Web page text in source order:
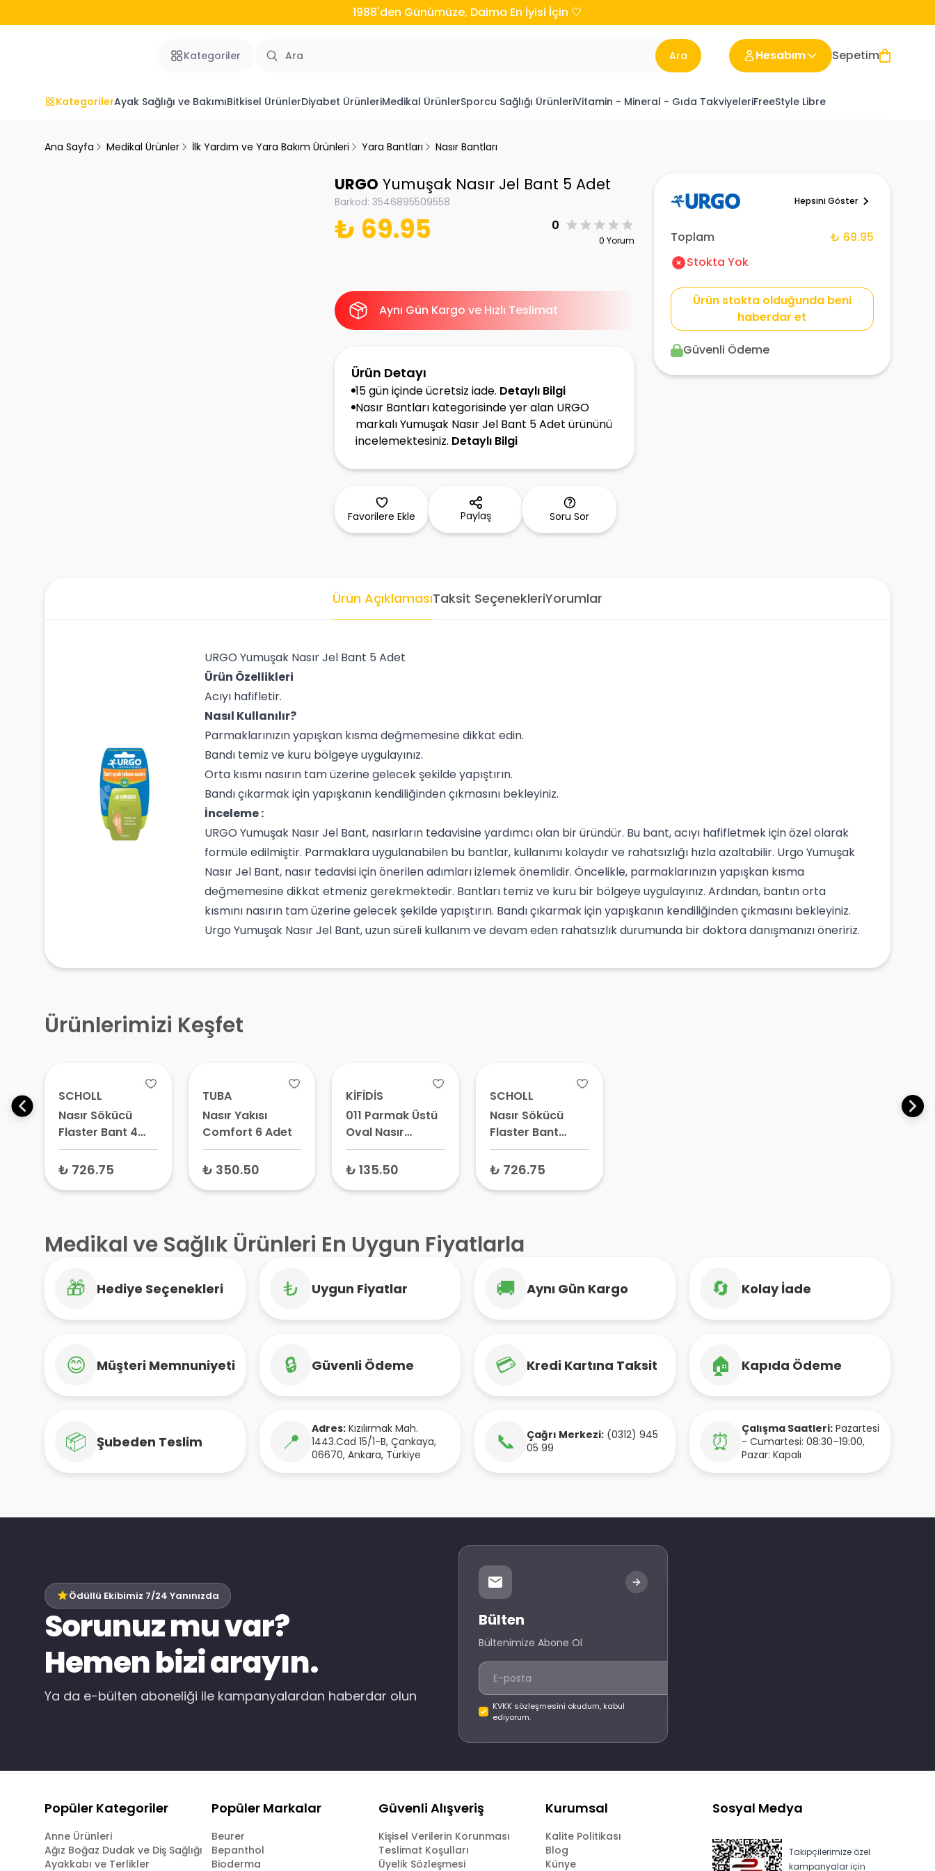
1988'den Günümüze, Daima En İyisi İçin 🤍
Kategoriler Ara Hesabım Sepetim
KategorilerAyak Sağlığı ve BakımıBitkisel ÜrünlerDiyabet ÜrünleriMedikal ÜrünlerSporcu Sağlığı ÜrünleriVitamin - Mineral - Gıda TakviyeleriFreeStyle Libre
Ana Sayfa Medikal Ürünler İlk Yardım ve Yara Bakım Ürünleri Yara Bantları Nasır Bantları
URGO Yumuşak Nasır Jel Bant 5 Adet
Barkod:3546895509558
₺ 69.95 0
0 Yorum
Aynı Gün Kargo ve Hızlı Teslimat
Ürün Detayı
15 gün içinde ücretsiz iade. Detaylı Bilgi
Nasır Bantları kategorisinde yer alan URGO
markalı Yumuşak Nasır Jel Bant 5 Adet ürününü
incelemektesiniz. Detaylı Bilgi
Favorilere Ekle Paylaş Soru Sor
Hepsini Göster
Toplam
₺ 69.95
Stokta Yok
Ürün stokta olduğunda beni
haberdar et
Güvenli Ödeme
Ürün AçıklamasıTaksit SeçenekleriYorumlar
URGO Yumuşak Nasır Jel Bant 5 Adet
Ürün Özellikleri
Acıyı hafifletir.
Nasıl Kullanılır?
Parmaklarınızın yapışkan kısma değmemesine dikkat edin.
Bandı temiz ve kuru bölgeye uygulayınız.
Orta kısmı nasırın tam üzerine gelecek şekilde yapıştırın.
Bandı çıkarmak için yapışkanın kendiliğinden çıkmasını bekleyiniz.
İnceleme :
URGO Yumuşak Nasır Jel Bant, nasırların tedavisine yardımcı olan bir üründür. Bu bant, acıyı hafifletmek için özel olarak
formüle edilmiştir. Parmaklara uygulanabilen bu bantlar, kullanımı kolaydır ve rahatsızlığı hızla azaltabilir. Urgo Yumuşak
Nasır Jel Bant, nasır tedavisi için önerilen adımları izlemek önemlidir. Öncelikle, parmaklarınızın yapışkan kısma
değmemesine dikkat etmeniz gerekmektedir. Bantları temiz ve kuru bir bölgeye uygulayınız. Ardından, bantın orta
kısmını nasırın tam üzerine gelecek şekilde yapıştırın. Bandı çıkarmak için yapışkanın kendiliğinden çıkmasını bekleyiniz.
Urgo Yumuşak Nasır Jel Bant, uzun süreli kullanım ve devam eden rahatsızlık durumunda bir doktora danışmanızı öneririz.
Ürünlerimizi Keşfet
SCHOLL
Nasır Sökücü
Flaster Bant 4
Adet – Pedli
Nasır Bandı, Nasır
₺ 726.75
TUBA
Nasır Yakısı
Comfort 6 Adet
₺ 350.50
KİFİDİS
011 Parmak Üstü
Oval Nasır
Yastığı 9 Adet
₺ 135.50
SCHOLL
Nasır Sökücü
Flaster Bant
Geniş 4 Adet –
Ayak Nasır Bandı,
₺ 726.75
Medikal ve Sağlık Ürünleri En Uygun Fiyatlarla
🎁 Hediye Seçenekleri ₺ Uygun Fiyatlar 🚚 Aynı Gün Kargo 🔄 Kolay İade
😊 Müşteri Memnuniyeti 🔒 Güvenli Ödeme 💳 Kredi Kartına Taksit 🏠 Kapıda Ödeme
📦 Şubeden Teslim 📍 Adres: Kızılırmak Mah.
1443.Cad 15/1-B, Çankaya,
06670, Ankara, Türkiye 📞 Çağrı Merkezi: (0312) 945
05 99
⏰ Çalışma Saatleri: Pazartesi
- Cumartesi: 08:30–19:00,
Pazar: Kapalı
Ödüllü Ekibimiz 7/24 Yanınızda
Sorunuz mu var?
Hemen bizi arayın.
Ya da e-bülten aboneliği ile kampanyalardan haberdar olun
Bülten
Bültenimize Abone Ol
KVKK sözleşmesini okudum, kabul
ediyorum.
Popüler Kategoriler
Anne Ürünleri
Ağız Boğaz Dudak ve Diş Sağlığı
Ayakkabı ve Terlikler
Popüler Markalar
Beurer
Bepanthol
Bioderma
Güvenli Alışveriş
Kişisel Verilerin Korunması
Teslimat Koşulları
Üyelik Sözleşmesi
Kurumsal
Kalite Politikası
Blog
Künye
Sosyal Medya
Takipçilerimize özel
kampanyalar için